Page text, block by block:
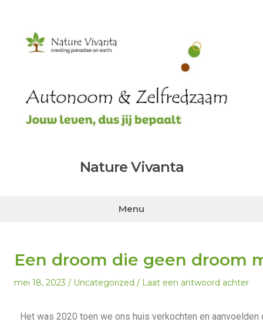
Nature Vivanta
Menu
Een droom die geen droom
mei 18, 2023 Uncategorized Laat een antwoord achter
Het was 2020 toen we ons huis verkochten en